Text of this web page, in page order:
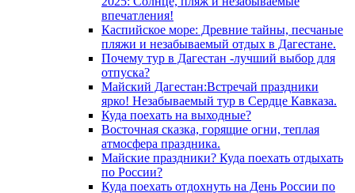
впечатления!
Каспийское море: Древние тайны, песчаные
пляжи и незабываемый отдых в Дагестане.
Почему тур в Дагестан -лучший выбор для
отпуска?
Майский Дагестан:Встречай праздники
ярко! Незабываемый тур в Сердце Кавказа.
Куда поехать на выходные?
Восточная сказка, горящие огни, теплая
атмосфера праздника.
Майские праздники? Куда поехать отдыхать
по России?
Куда поехать отдохнуть на День России по